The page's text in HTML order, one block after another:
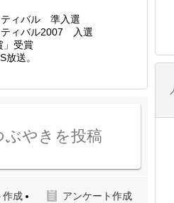
ティバル 準入選
ティバル2007 入選
」受賞
送。
ぶやきを投稿
作成 アンケート作成